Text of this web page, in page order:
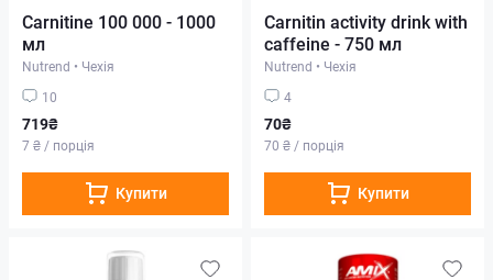
Carnitine 100 000 - 1000
мл
Nutrend • Чехія
10
719₴
7 ₴ / порція
Купити
Carnitin activity drink with
caffeine - 750 мл
Nutrend • Чехія
4
70₴
70 ₴ / порція
Купити